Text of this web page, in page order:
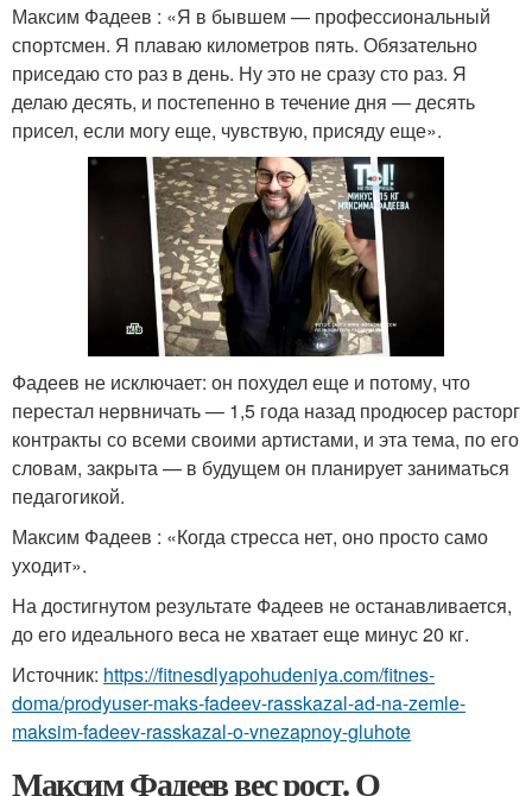
Максим Фадеев : «Я в бывшем — профессиональный
спортсмен. Я плаваю километров пять. Обязательно
приседаю сто раз в день. Ну это не сразу сто раз. Я
делаю десять, и постепенно в течение дня — десять
присел, если могу еще, чувствую, присяду еще».
Фадеев не исключает: он похудел еще и потому, что
перестал нервничать — 1,5 года назад продюсер расторг
контракты со всеми своими артистами, и эта тема, по его
словам, закрыта — в будущем он планирует заниматься
педагогикой.
Максим Фадеев : «Когда стресса нет, оно просто само
уходит».
На достигнутом результате Фадеев не останавливается,
до его идеального веса не хватает еще минус 20 кг.
Источник: https://fitnesdlyapohudeniya.com/fitnes-
doma/prodyuser-maks-fadeev-rasskazal-ad-na-zemle-
maksim-fadeev-rasskazal-o-vnezapnoy-gluhote
Максим Фадеев вес рост. О